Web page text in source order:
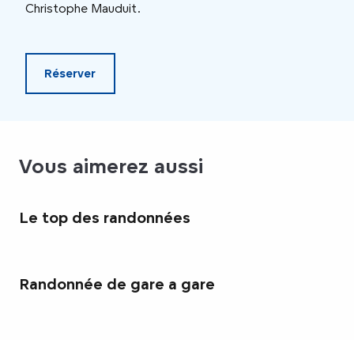
Christophe Mauduit.
Réserver
Vous aimerez aussi
Le top des randonnées
Randonnée de gare a gare